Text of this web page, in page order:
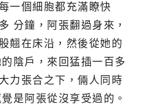
一個細胞都充滿瞭快
分鐘，阿張翻過身來，
翹在床沿，然後從她的
陰戶，來回猛插一百多
力張合之下，倆人同時
是阿張從沒享受過的。